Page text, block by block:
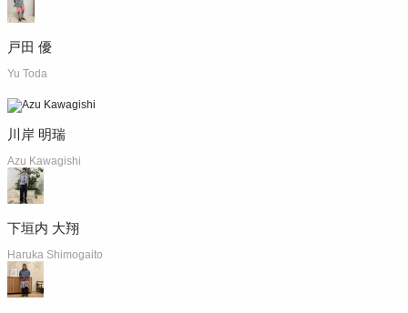
戸田 優
Yu Toda
川岸 明瑞
Azu Kawagishi
下垣内 大翔
Haruka Shimogaito